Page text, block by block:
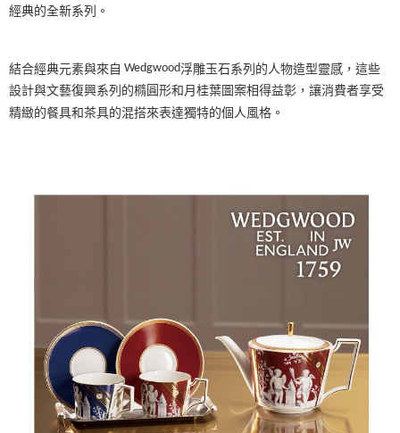
經典的全新系列。
結合經典元素與來自 Wedgwood浮雕玉石系列的人物造型靈感，這些
設計與文藝復興系列的橢圓形和月桂葉圖案相得益彰，讓消費者享受
精緻的餐具和茶具的混搭來表達獨特的個人風格。